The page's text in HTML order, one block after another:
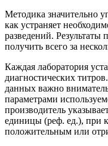
Методика значительно
как устраняет
разведений.
получить всего за
Каждая лаборатория
диагностических
данных важно
параметрами
производитель
единицы (реф. ед.), при
положительным или